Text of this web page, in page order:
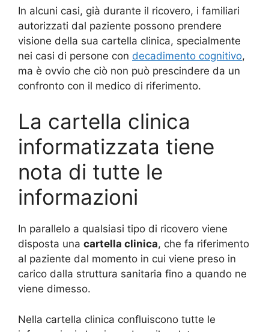
In alcuni casi, già durante il ricovero, i familiari
autorizzati dal paziente possono prendere
visione della sua cartella clinica, specialmente
nei casi di persone con decadimento cognitivo,
ma è ovvio che ciò non può prescindere da un
confronto con il medico di riferimento.
La cartella clinica
informatizzata tiene
nota di tutte le
informazioni
In parallelo a qualsiasi tipo di ricovero viene
disposta una cartella clinica, che fa riferimento
al paziente dal momento in cui viene preso in
carico dalla struttura sanitaria fino a quando ne
viene dimesso.
Nella cartella clinica confluiscono tutte le